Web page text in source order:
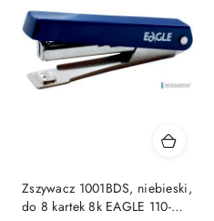
Zszywacz 1001BDS, niebieski,
do 8 kartek 8k EAGLE 110-